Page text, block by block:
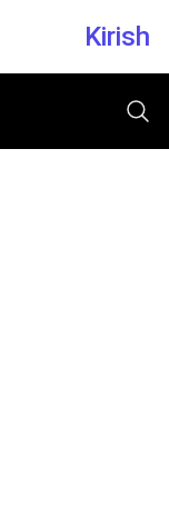
Kirish